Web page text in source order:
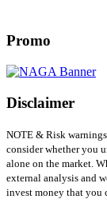
Promo
Disclaimer
NOTE & Risk
consider whether you
alone on the market.
external analysis and
invest money that you